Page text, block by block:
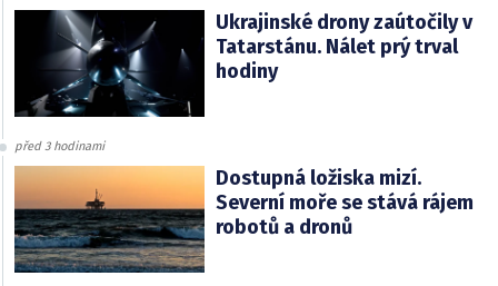
Ukrajinské drony zaútočily v
Tatarstánu. Nálet prý trval
hodiny
před 3 hodinami
Dostupná ložiska mizí.
Severní moře se stává rájem
robotů a dronů